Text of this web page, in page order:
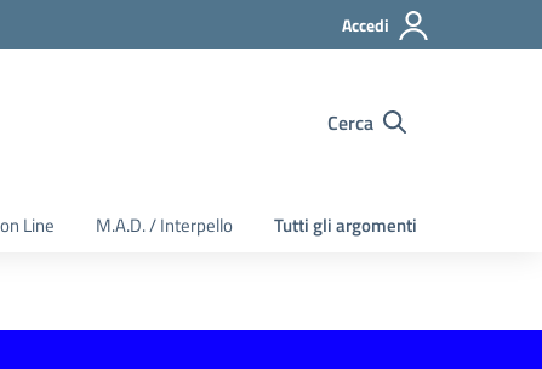
Accedi
Cerca
Line M.A.D. / Interpello Tutti gli argomenti